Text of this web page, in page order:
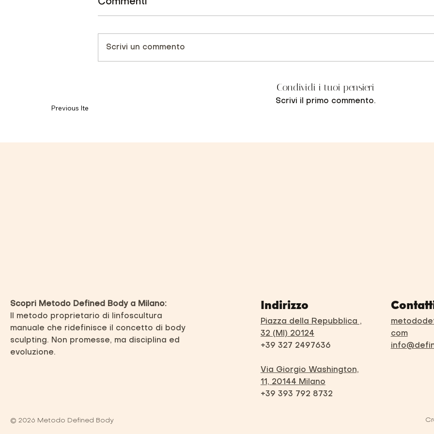
Previous Item
Commenti
Scrivi un commento
Condividi i tuoi pensieri
Scrivi il primo commento.
Scopri Metodo Defined Body a Milano:
Il metodo proprietario di linfoscultura
manuale che ridefinisce il concetto di body
sculpting. Non promesse, ma disciplina ed
evoluzione.
Indirizzo
Piazza della Repubblica ,
32 (MI) 20124
+39 327 2497636
Via Giorgio Washington,
11, 20144 Milano
+39 393 792 8732
com
© 2026 Metodo Defined Body